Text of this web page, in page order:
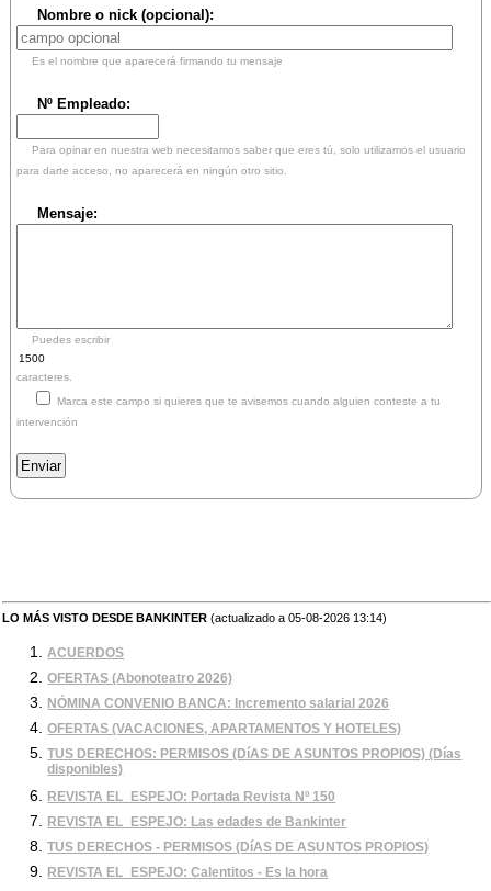
Nombre o nick (opcional):
Es el nombre que aparecerá firmando tu mensaje
Nº Empleado:
Para opinar en nuestra web necesitamos saber que eres tú, solo utilizamos el usuario
para darte acceso, no aparecerá en ningún otro sitio.
Mensaje:
Puedes escribir
caracteres.
Marca este campo si quieres que te avisemos cuando alguien conteste a tu
intervención
LO MÁS VISTO DESDE BANKINTER (actualizado a 05-08-2026 13:14)
ACUERDOS
OFERTAS (Abonoteatro 2026)
NÓMINA CONVENIO BANCA: Incremento salarial 2026
OFERTAS (VACACIONES, APARTAMENTOS Y HOTELES)
TUS DERECHOS: PERMISOS (DíAS DE ASUNTOS PROPIOS) (Días
disponibles)
REVISTA EL_ESPEJO: Portada Revista Nº 150
REVISTA EL_ESPEJO: Las edades de Bankinter
TUS DERECHOS - PERMISOS (DíAS DE ASUNTOS PROPIOS)
REVISTA EL_ESPEJO: Calentitos - Es la hora